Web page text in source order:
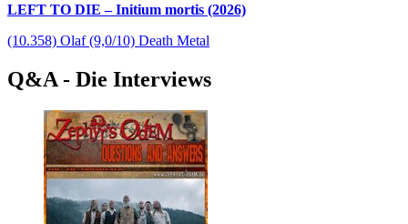
LEFT TO DIE – Initium mortis (2026)
(10.358) Olaf (9,0/10) Death Metal
Q&A - Die Interviews